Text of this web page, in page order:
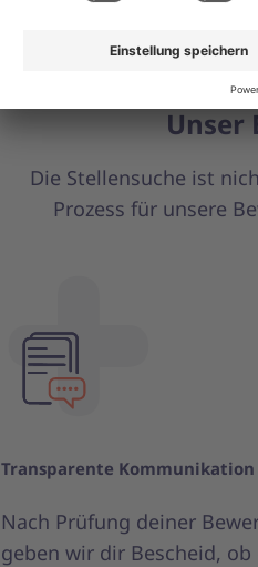
Unser
Die Stellensuche ist
Prozess für unsere
Transparente Kommunikation
Nach Prüfung deiner
geben wir dir Bescheid,